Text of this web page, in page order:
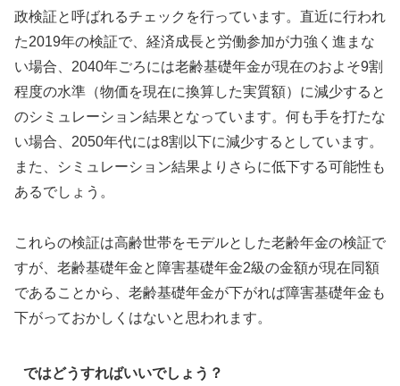
政検証と呼ばれるチェックを行っています。直近に行われ
た2019年の検証で、経済成長と労働参加が力強く進まな
い場合、2040年ごろには老齢基礎年金が現在のおよそ9割
程度の水準（物価を現在に換算した実質額）に減少すると
のシミュレーション結果となっています。何も手を打たな
い場合、2050年代には8割以下に減少するとしています。
また、シミュレーション結果よりさらに低下する可能性も
あるでしょう。
これらの検証は高齢世帯をモデルとした老齢年金の検証で
すが、老齢基礎年金と障害基礎年金2級の金額が現在同額
であることから、老齢基礎年金が下がれば障害基礎年金も
下がっておかしくはないと思われます。
ではどうすればいいでしょう？